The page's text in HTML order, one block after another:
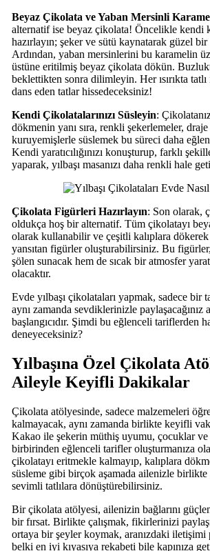
Beyaz Çikolata ve Yaban Mersinli
alternatif ise beyaz çikolata! Öncelikle kendi
hazırlayın; şeker ve sütü kaynatarak güzel
Ardından, yaban mersinlerini bu karamelin
üstüne eritilmiş beyaz çikolata dökün.
beklettikten sonra dilimleyin. Her ısırıkta tatlı
dans eden tatlar hissedeceksiniz!
Kendi Çikolatalarınızı Süsleyin:
dökmenin yanı sıra, renkli şekerlemeler, draje
kuruyemişlerle süslemek bu süreci daha
Kendi yaratıcılığınızı konuşturup, farklı
yaparak, yılbaşı masanızı daha renkli hale
Çikolata Figürleri Hazırlayın: Son olarak,
oldukça hoş bir alternatif. Tüm çikolatayı
olarak kullanabilir ve çeşitli kalıplara
yansıtan figürler oluşturabilirsiniz. Bu
şölen sunacak hem de sıcak bir atmosfer
olacaktır.
Evde yılbaşı çikolataları yapmak, sadece bir
aynı zamanda sevdiklerinizle paylaşacağınız
başlangıcıdır. Şimdi bu eğlenceli tariflerden
deneyeceksiniz?
Yılbaşına Özel Çikolata
Aileyle Keyifli Dakikalar
Çikolata atölyesinde, sadece malzemeleri
kalmayacak, aynı zamanda birlikte keyifli
Kakao ile şekerin müthiş uyumu, çocuklar
birbirinden eğlenceli tarifler oluşturmanıza
çikolatayı eritmekle kalmayıp, kalıplara
süsleme gibi birçok aşamada ailenizle birlikte
sevimli tatlılara dönüştürebilirsiniz.
Bir çikolata atölyesi, ailenizin bağlarını
bir fırsat. Birlikte çalışmak, fikirlerinizi
ortaya bir şeyler koymak, aranızdaki
belki en iyi kıyasıya rekabeti bile kapınıza